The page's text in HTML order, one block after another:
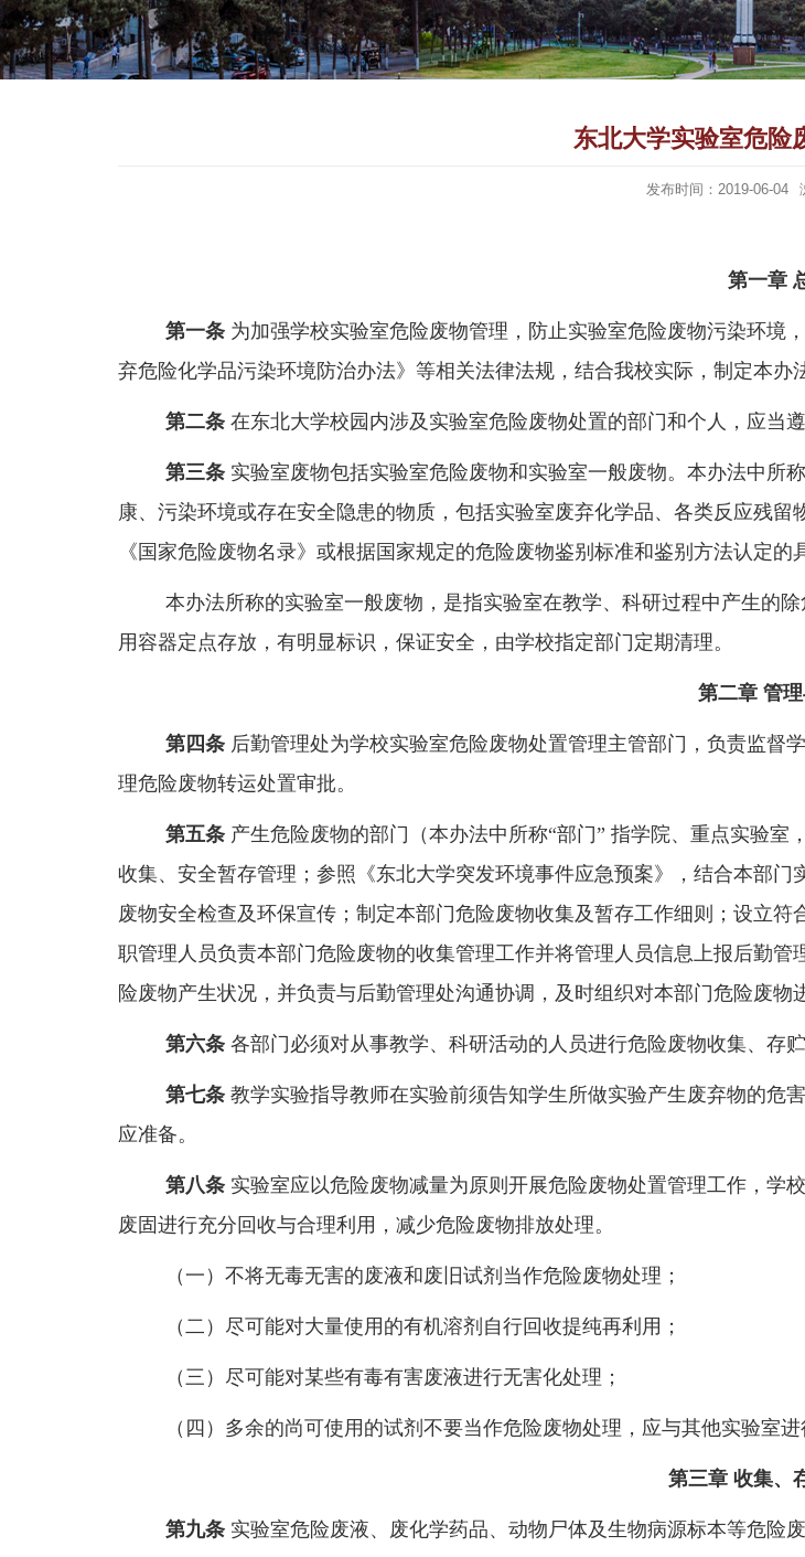
东北大学实验室危险
发布时间：2019-06-04
第一章
第一条 为加强学校实验室危险废物管理，防止实验室危险废物污染环境
弃危险化学品污染环境防治办法》等相关法律法规，结合我校实际，制定本办
第二条 在东北大学校园内涉及实验室危险废物处置的部门和个人，应当遵
第三条 实验室废物包括实验室危险废物和实验室一般废物。本办法中所
康、污染环境或存在安全隐患的物质，包括实验室废弃化学品、各类反应残
《国家危险废物名录》或根据国家规定的危险废物鉴别标准和鉴别方法认定的
本办法所称的实验室一般废物，是指实验室在教学、科研过程中产生的
用容器定点存放，有明显标识，保证安全，由学校指定部门定期清理。
第二章 管
第四条 后勤管理处为学校实验室危险废物处置管理主管部门，负责监督
理危险废物转运处置审批。
第五条 产生危险废物的部门（本办法中所称“部门” 指学院、重点实验
收集、安全暂存管理；参照《东北大学突发环境事件应急预案》，结合本部
废物安全检查及环保宣传；制定本部门危险废物收集及暂存工作细则；设立
职管理人员负责本部门危险废物的收集管理工作并将管理人员信息上报后勤
险废物产生状况，并负责与后勤管理处沟通协调，及时组织对本部门危险废物
第六条 各部门必须对从事教学、科研活动的人员进行危险废物收集、存
第七条 教学实验指导教师在实验前须告知学生所做实验产生废弃物的危
应准备。
第八条 实验室应以危险废物减量为原则开展危险废物处置管理工作，学
废固进行充分回收与合理利用，减少危险废物排放处理。
（一）不将无毒无害的废液和废旧试剂当作危险废物处理；
（二）尽可能对大量使用的有机溶剂自行回收提纯再利用；
（三）尽可能对某些有毒有害废液进行无害化处理；
（四）多余的尚可使用的试剂不要当作危险废物处理，应与其他实验室进
第三章 收集、
第九条 实验室危险废液、废化学药品、动物尸体及生物病源标本等危险